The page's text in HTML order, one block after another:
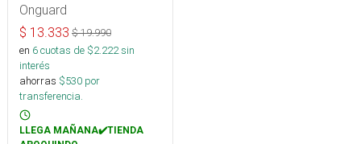
Onguard
$ 13.333 $19.990
en 6cuotas de $2.222sin
interés
ahorras $530 por
transferencia.
LLEGA MAÑANA✔️TIENDA